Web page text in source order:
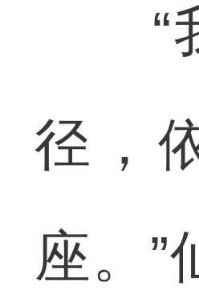
“我
径，
座。